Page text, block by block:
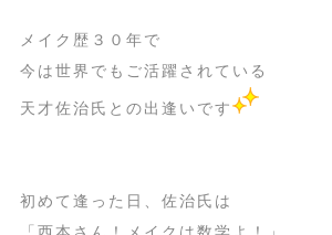
メイク歴３０年で
今は世界でもご活躍されている
天才佐治氏との出逢いです
初めて逢った日、佐治氏は